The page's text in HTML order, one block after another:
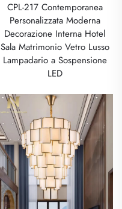
CPL-217 Contemporanea
Personalizzata Moderna
Decorazione Interna Hotel
Sala Matrimonio Vetro Lusso
Lampadario a Sospensione
LED